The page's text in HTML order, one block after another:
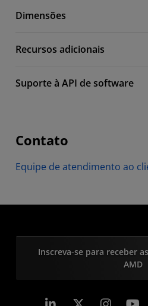
Dimensões
Recursos adicionais
Suporte à API de software
Contato
Equipe de atendimento ao
Inscreva-se para receber
AMD